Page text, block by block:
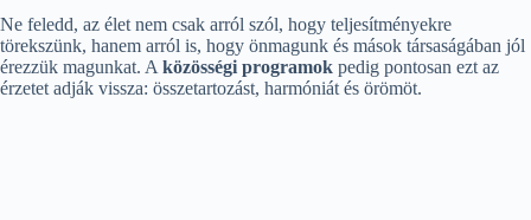
Ne feledd, az élet nem csak arról szól, hogy teljesítményekre
törekszünk, hanem arról is, hogy önmagunk és mások társaságában jól
érezzük magunkat. A közösségi programok pedig pontosan ezt az
érzetet adják vissza: összetartozást, harmóniát és örömöt.